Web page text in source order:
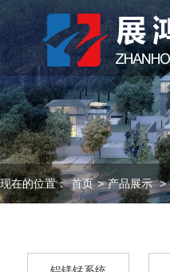
现在的位置： 首页 > 产品展示 >